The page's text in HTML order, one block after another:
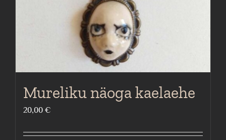
Mureliku näoga kaelaehe
20,00 €